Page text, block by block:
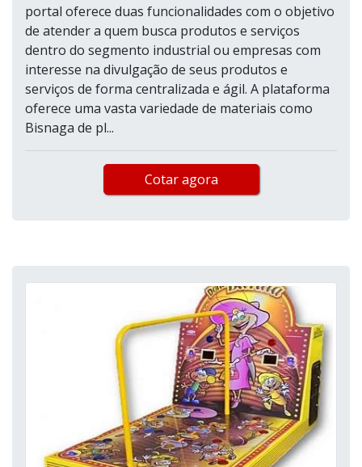
portal oferece duas funcionalidades com o objetivo
de atender a quem busca produtos e serviços
dentro do segmento industrial ou empresas com
interesse na divulgação de seus produtos e
serviços de forma centralizada e ágil. A plataforma
oferece uma vasta variedade de materiais como
Bisnaga de pl...
Cotar agora